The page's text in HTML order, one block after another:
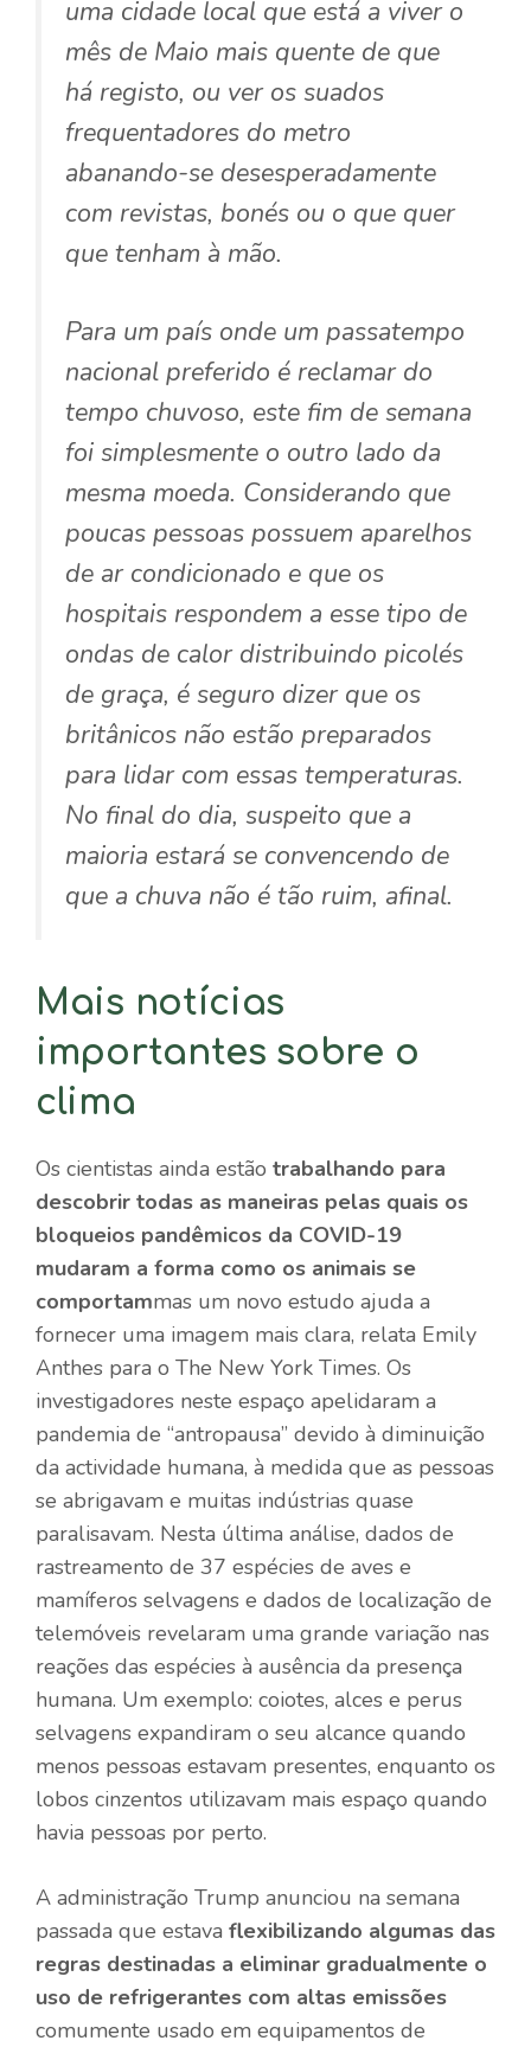
uma cidade local que está a viver o
mês de Maio mais quente de que
há registo, ou ver os suados
frequentadores do metro
abanando-se desesperadamente
com revistas, bonés ou o que quer
que tenham à mão.
Para um país onde um passatempo
nacional preferido é reclamar do
tempo chuvoso, este fim de semana
foi simplesmente o outro lado da
mesma moeda. Considerando que
poucas pessoas possuem aparelhos
de ar condicionado e que os
hospitais respondem a esse tipo de
ondas de calor distribuindo picolés
de graça, é seguro dizer que os
britânicos não estão preparados
para lidar com essas temperaturas.
No final do dia, suspeito que a
maioria estará se convencendo de
que a chuva não é tão ruim, afinal.
Mais notícias
importantes sobre o
clima
Os cientistas ainda estão trabalhando para
descobrir todas as maneiras pelas quais os
bloqueios pandêmicos da COVID-19
mudaram a forma como os animais se
comportammas um novo estudo ajuda a
fornecer uma imagem mais clara, relata Emily
Anthes para o The New York Times. Os
investigadores neste espaço apelidaram a
pandemia de “antropausa” devido à diminuição
da actividade humana, à medida que as pessoas
se abrigavam e muitas indústrias quase
paralisavam. Nesta última análise, dados de
rastreamento de 37 espécies de aves e
mamíferos selvagens e dados de localização de
telemóveis revelaram uma grande variação nas
reações das espécies à ausência da presença
humana. Um exemplo: coiotes, alces e perus
selvagens expandiram o seu alcance quando
menos pessoas estavam presentes, enquanto os
lobos cinzentos utilizavam mais espaço quando
havia pessoas por perto.
A administração Trump anunciou na semana
passada que estava flexibilizando algumas das
regras destinadas a eliminar gradualmente o
uso de refrigerantes com altas emissões
comumente usado em equipamentos de